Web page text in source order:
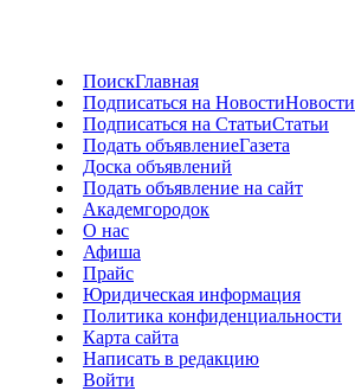
ПоискГлавная
Подписаться на НовостиНовости
Подписаться на СтатьиСтатьи
Подать объявлениеГазета
Доска объявлений
Подать объявление на сайт
Академгородок
О нас
Афиша
Прайс
Юридическая информация
Политика конфиденциальности
Карта сайта
Написать в редакцию
Войти